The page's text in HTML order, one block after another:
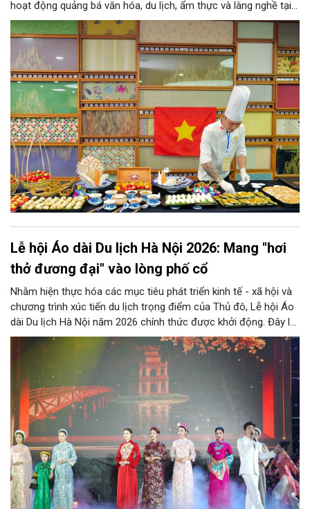
hoạt động quảng bá văn hóa, du lịch, ẩm thực và làng nghề tại
Hàn Quốc.
Lễ hội Áo dài Du lịch Hà Nội 2026: Mang "hơi
thở đương đại" vào lòng phố cổ
Nhằm hiện thực hóa các mục tiêu phát triển kinh tế - xã hội và
chương trình xúc tiến du lịch trọng điểm của Thủ đô, Lễ hội Áo
dài Du lịch Hà Nội năm 2026 chính thức được khởi động. Đây là
sự kiện văn hóa - du lịch thường niên quy mô lớn, mang sứ
mệnh tôn vinh, bảo tồn giá trị tà áo dài truyền thống, đồng thời
mở ra những chương mới cho sự phát triển của du lịch Hà Nội
nói riêng và Việt Nam nói chung trong lòng bạn bè quốc tế.